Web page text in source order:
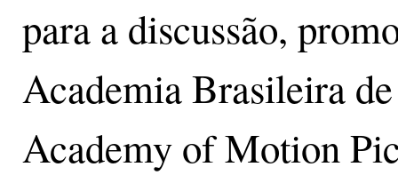
para a discussão,
Academia Brasileira
Academy of Motion